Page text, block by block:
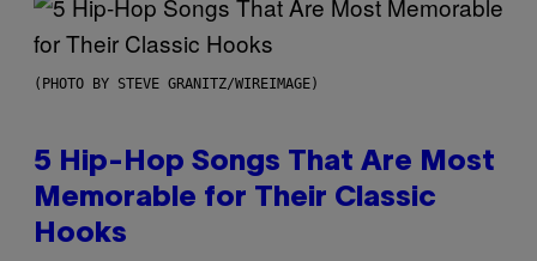
(PHOTO BY STEVE GRANITZ/WIREIMAGE)
5 Hip-Hop Songs That Are Most
Memorable for Their Classic
Hooks